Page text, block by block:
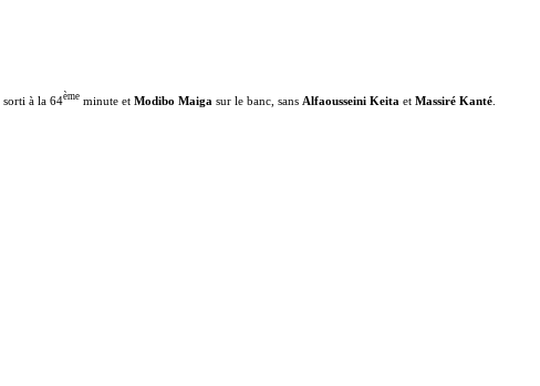
sorti à la 64ème minute et Modibo Maiga sur le banc, sans Alfaousseini Keita et Massiré Kanté